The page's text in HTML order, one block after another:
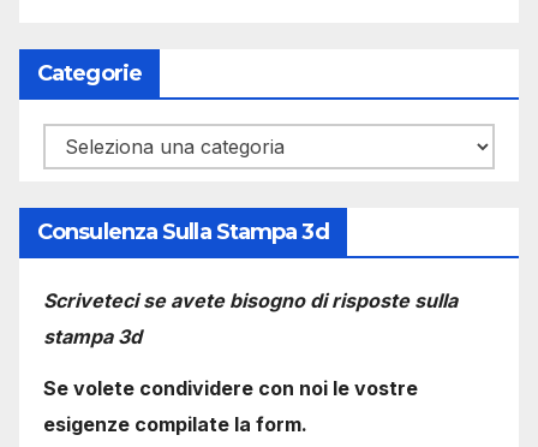
Categorie
Categorie
Consulenza Sulla Stampa 3d
Scriveteci se avete bisogno di risposte sulla
stampa 3d
Se volete condividere con noi le vostre
esigenze compilate la form.